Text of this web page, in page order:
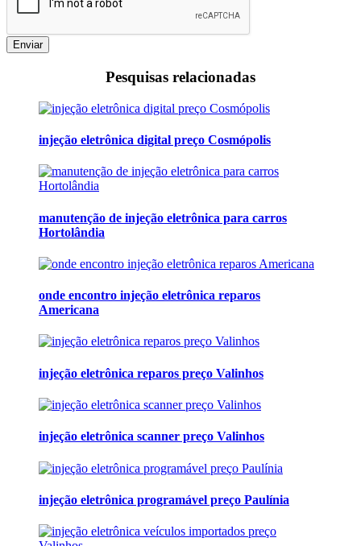
Enviar
Pesquisas relacionadas
injeção eletrônica digital preço Cosmópolis
manutenção de injeção eletrônica para carros
Hortolândia
onde encontro injeção eletrônica reparos
Americana
injeção eletrônica reparos preço Valinhos
injeção eletrônica scanner preço Valinhos
injeção eletrônica programável preço Paulínia